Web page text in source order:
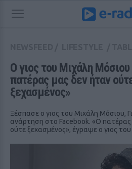
Ο γιος του Μιχάλη
πατέρας μας δεν ήταν
ξεχασμένος»
Ξέσπασε ο γιος του Μιχάλη Μόσιου,
ανάρτηση στο Facebook. «Ο πατέρας
ούτε ξεχασμένος», έγραψε ο γιος